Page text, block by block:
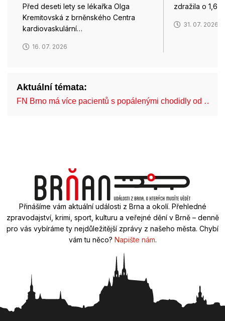
Před deseti lety se lékařka Olga
Kremitovská z brněnského Centra
kardiovaskulární…
16. 07. 2026
zdražila o
31. 07. 2026
Aktuální témata:
FN Brno má více pacientů s popálenými chodidly od …
Přinášíme vám aktuální události z Brna a okolí. Přehledné
zpravodajství, krimi, sport, kulturu a veřejné dění v Brně – denně
pro vás vybíráme ty nejdůležitější zprávy z našeho města. Chybí
vám tu něco? Napište nám.